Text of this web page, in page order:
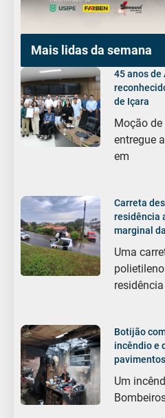
Mais lidas da semana
45 anos de
de Içara
Moção
entregue
em
Carreta
residência
marginal
Uma
residência
Botijão
incêndio e
Um